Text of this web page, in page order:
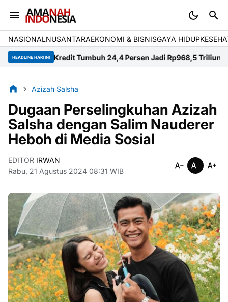
NASIONALNUSANTARAEKONOMI & BISNISGAYA HIDUP
HEADLINE HARI INI
Kredit Tumbuh 24,4 Persen Jadi Rp968,5 TriliunPolisi
Azizah Salsha
Dugaan Perselingkuhan Azizah
Salsha dengan Salim Nauderer
Heboh di Media Sosial
EDITOR IRWAN
Rabu, 21 Agustus 2024 08:31 WIB